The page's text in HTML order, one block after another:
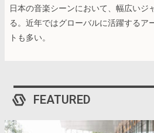
日本の音楽シーンにおいて、幅広いジ
る。近年ではグローバルに活躍するア
トも多い。
FEATURED